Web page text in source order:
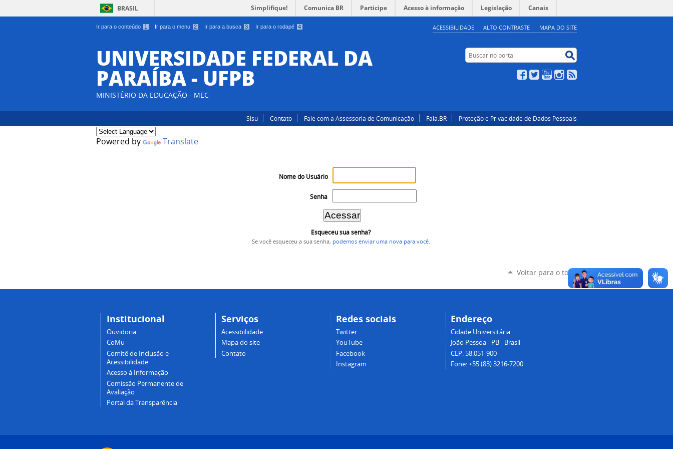
Ir para o conteúdo 1 Ir para o menu 2 Ir para a busca 3 Ir para o rodapé 4 ACESSIBILIDADE ALTO CONTRASTE MAPA DO SITE
BRASIL Simplifique! Comunica BR Participe Acesso à informação Legislação Canais
UNIVERSIDADE FEDERAL DA
PARAÍBA - UFPB
MINISTÉRIO DA EDUCAÇÃO - MEC
Buscar no portal
Facebook
TwitterYouTubeInstagram
Sisu Contato Fale com a Assessoria de Comunicação Fala.BR Proteção e Privacidade de Dados Pessoais
Powered by Translate
Nome do Usuário
Senha
Esqueceu sua senha?
Se você esqueceu a sua senha, podemos enviar uma nova para você.
Voltar para o topo
Institucional
Ouvidoria
CoMu
Comitê de Inclusão e
Acessibilidade
Acesso à Informação
Comissão Permanente de
Avaliação
Portal da Transparência
Serviços
Acessibilidade
Mapa do site
Contato
Redes sociais
Twitter
YouTube
Facebook
Instagram
Endereço
Cidade Universitária
João Pessoa - PB - Brasil
CEP: 58.051-900
Fone: +55 (83) 3216-7200